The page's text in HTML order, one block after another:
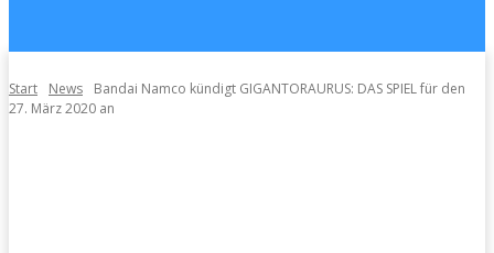
Start News
Bandai Namco kündigt GIGANTORAURUS: DAS SPIEL für den
27. März 2020 an